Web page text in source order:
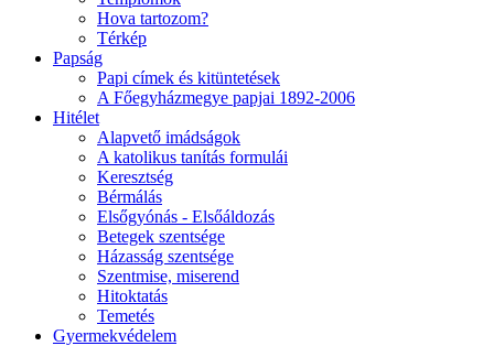
Hova tartozom?
Térkép
Papság
Papi címek és kitüntetések
A Főegyházmegye papjai 1892-2006
Hitélet
Alapvető imádságok
A katolikus tanítás formulái
Keresztség
Bérmálás
Elsőgyónás - Elsőáldozás
Betegek szentsége
Házasság szentsége
Szentmise, miserend
Hitoktatás
Temetés
Gyermekvédelem